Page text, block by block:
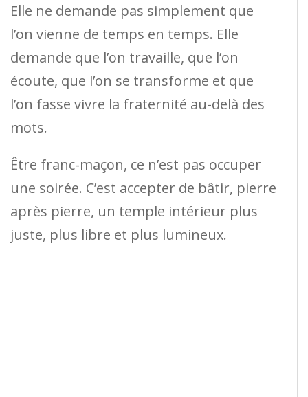
Elle ne demande pas simplement que
l’on vienne de temps en temps. Elle
demande que l’on travaille, que l’on
écoute, que l’on se transforme et que
l’on fasse vivre la fraternité au-delà des
mots.
Être franc-maçon, ce n’est pas occuper
une soirée. C’est accepter de bâtir, pierre
après pierre, un temple intérieur plus
juste, plus libre et plus lumineux.